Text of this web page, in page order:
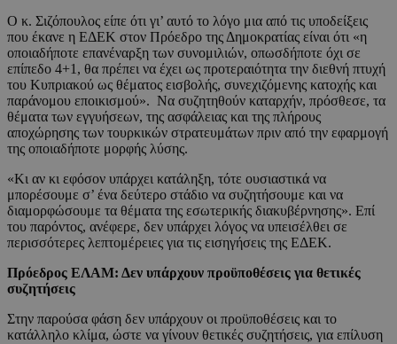
Ο κ. Σιζόπουλος είπε ότι γι’ αυτό το λόγο μια από τις υποδείξεις
που έκανε η ΕΔΕΚ στον Πρόεδρο της Δημοκρατίας είναι ότι «η
οποιαδήποτε επανέναρξη των συνομιλιών, οπωσδήποτε όχι σε
επίπεδο 4+1, θα πρέπει να έχει ως προτεραιότητα την διεθνή πτυχή
του Κυπριακού ως θέματος εισβολής, συνεχιζόμενης κατοχής και
παράνομου εποικισμού». Να συζητηθούν καταρχήν, πρόσθεσε, τα
θέματα των εγγυήσεων, της ασφάλειας και της πλήρους
αποχώρησης των τουρκικών στρατευμάτων πριν από την εφαρμογή
της οποιαδήποτε μορφής λύσης.
«Κι αν κι εφόσον υπάρχει κατάληξη, τότε ουσιαστικά να
μπορέσουμε σ’ ένα δεύτερο στάδιο να συζητήσουμε και να
διαμορφώσουμε τα θέματα της εσωτερικής διακυβέρνησης». Επί
του παρόντος, ανέφερε, δεν υπάρχει λόγος να υπεισέλθει σε
περισσότερες λεπτομέρειες για τις εισηγήσεις της ΕΔΕΚ.
Πρόεδρος ΕΛΑΜ: Δεν υπάρχουν προϋποθέσεις για θετικές
συζητήσεις
Στην παρούσα φάση δεν υπάρχουν οι προϋποθέσεις και το
κατάλληλο κλίμα, ώστε να γίνουν θετικές συζητήσεις, για επίλυση